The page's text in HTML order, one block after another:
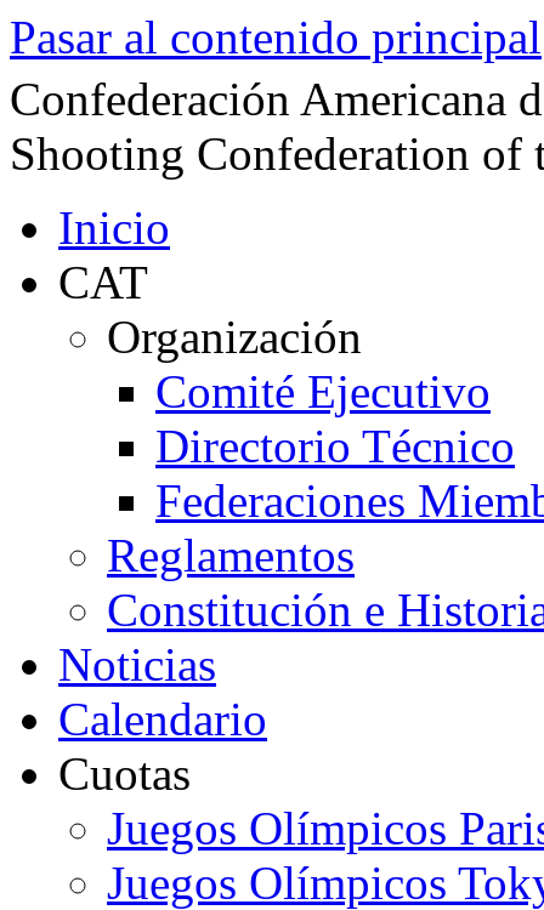
Pasar al contenido principal
Confederación Americana
Shooting Confederation of
Inicio
CAT
Organización
Comité Ejecutivo
Directorio Técnico
Federaciones
Reglamentos
Constitución e
Noticias
Calendario
Cuotas
Juegos Olímpicos
Juegos Olímpicos